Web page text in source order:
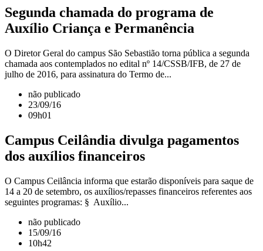
Segunda chamada do programa de
Auxílio Criança e Permanência
O Diretor Geral do campus São Sebastião torna pública a segunda
chamada aos contemplados no edital nº 14/CSSB/IFB, de 27 de
julho de 2016, para assinatura do Termo de...
não publicado
23/09/16
09h01
Campus Ceilândia divulga pagamentos
dos auxílios financeiros
O Campus Ceilância informa que estarão disponíveis para saque de
14 a 20 de setembro, os auxílios/repasses financeiros referentes aos
seguintes programas: § Auxílio...
não publicado
15/09/16
10h42